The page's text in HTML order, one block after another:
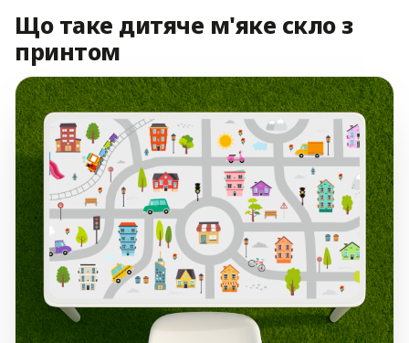
Що таке дитяче м'яке скло з
принтом